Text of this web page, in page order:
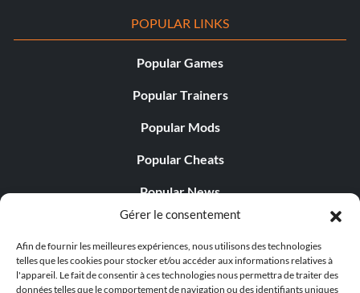
Gérer le consentement
Afin de fournir les meilleures expériences, nous utilisons des technologies
telles que les cookies pour stocker et/ou accéder aux informations relatives à
l'appareil. Le fait de consentir à ces technologies nous permettra de traiter des
données telles que le comportement de navigation ou des identifiants uniques
POPULAR LINKS
Popular Games
Popular Trainers
Popular Mods
Popular Cheats
Popular News
Popular Editorials
Popular Free Games
LATEST UPDATES